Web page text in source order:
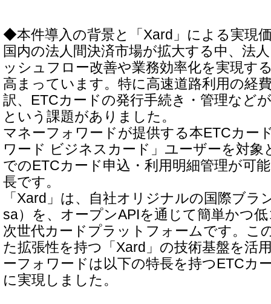
◆本件導入の背景と「Xard」による実現
国内の法人間決済市場が拡大する中、法
ッシュフロー改善や業務効率化を実現す
高まっています。特に高速道路利用の経
訳、ETCカードの発行手続き・管理など
という課題がありました。
マネーフォワードが提供する本ETCカー
ワード ビジネスカード」ユーザーを対象
でのETCカード申込・利用明細管理が可
長です。
「Xard」は、自社オリジナルの国際ブラ
sa）を、オープンAPIを通じて簡単かつ
次世代カードプラットフォームです。こ
た拡張性を持つ「Xard」の技術基盤を活
ーフォワードは以下の特長を持つETCカ
に実現しました。